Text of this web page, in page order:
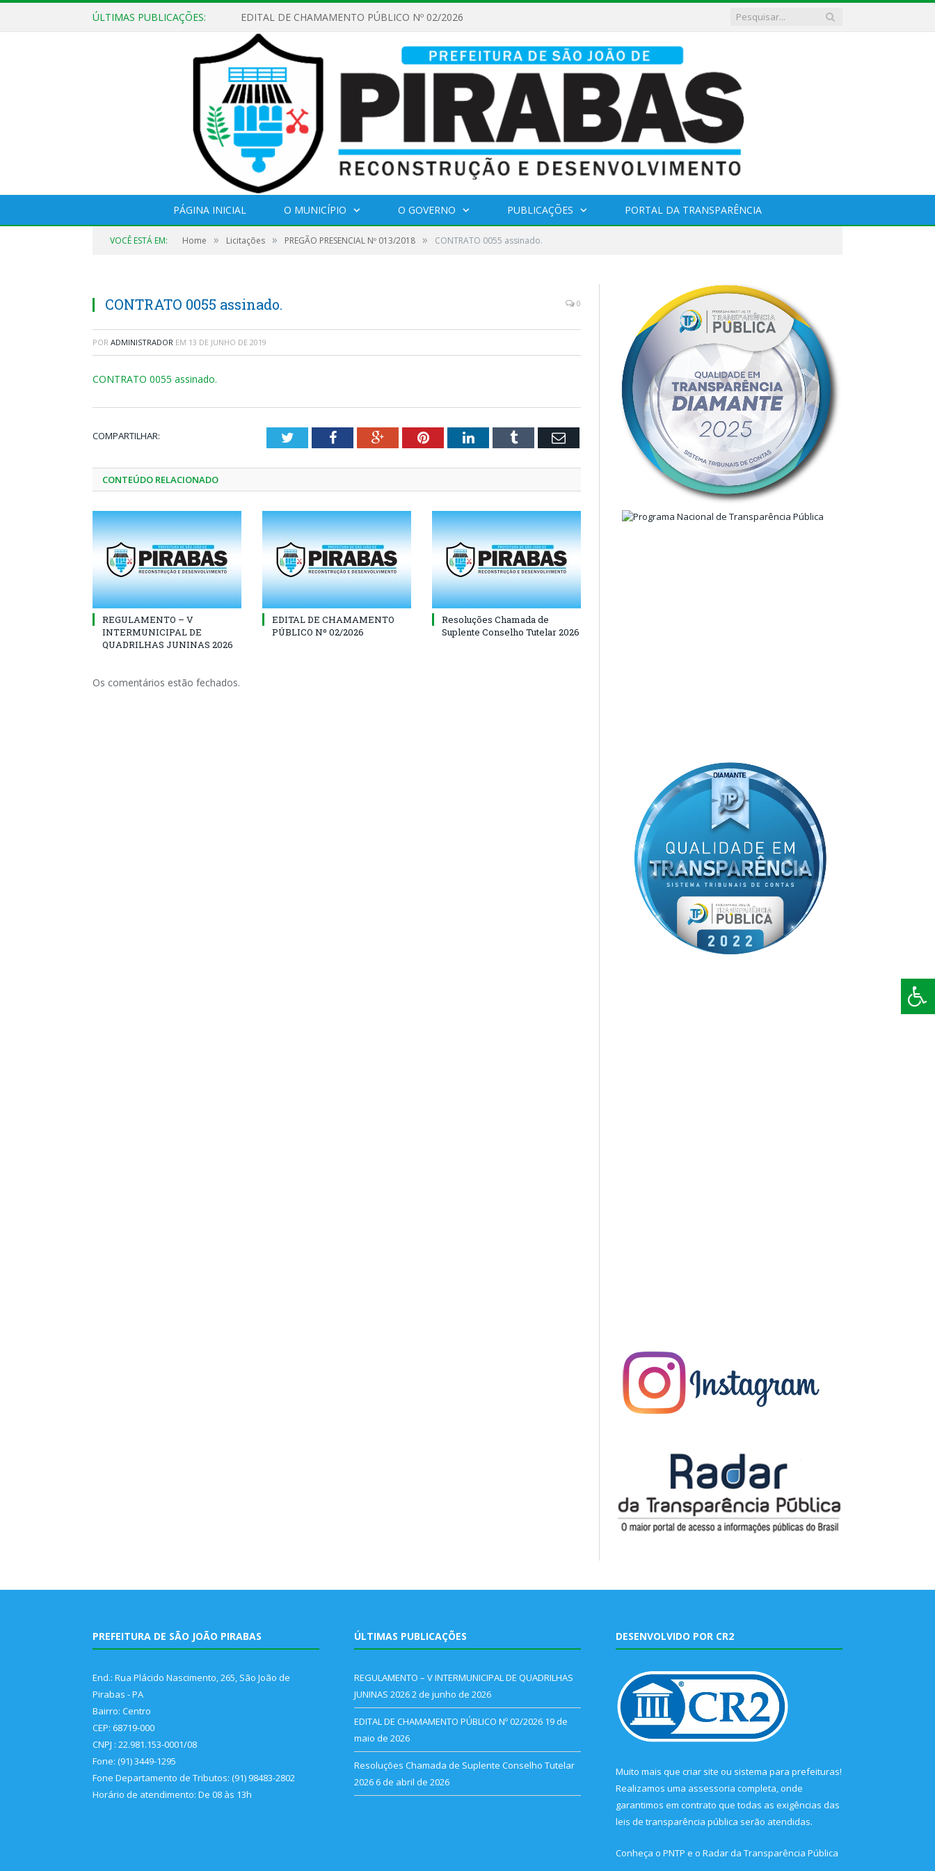
ÚLTIMAS PUBLICAÇÕES: EDITAL DE CHAMAMENTO PÚBLICO Nº 02/2026
PÁGINA INICIAL O MUNICÍPIO O GOVERNO PUBLICAÇÕES PORTAL DA TRANSPARÊNCIA
VOCÊ ESTÁ EM: Home » Licitações » PREGÃO PRESENCIAL Nº 013/2018 » CONTRATO 0055 assinado.
CONTRATO 0055 assinado. 0
POR ADMINISTRADOR EM 13 DE JUNHO DE 2019
CONTRATO 0055 assinado.
COMPARTILHAR: TwitterFacebookGoogle+PinterestLinkedInTumblr Email
CONTEÚDO RELACIONADO
REGULAMENTO – V
INTERMUNICIPAL DE
QUADRILHAS JUNINAS 2026
EDITAL DE CHAMAMENTO
PÚBLICO Nº 02/2026
Resoluções Chamada de
Suplente Conselho Tutelar 2026
Os comentários estão fechados.
PREFEITURA DE SÃO JOÃO PIRABAS
End.: Rua Plácido Nascimento, 265, São João de
Pirabas - PA
Bairro: Centro
CEP: 68719-000
CNPJ : 22.981.153-0001/08
Fone: (91) 3449-1295
Fone Departamento de Tributos: (91) 98483-2802
Horário de atendimento: De 08 às 13h
ÚLTIMAS PUBLICAÇÕES
REGULAMENTO – V INTERMUNICIPAL DE QUADRILHAS
JUNINAS 20262 de junho de 2026
EDITAL DE CHAMAMENTO PÚBLICO Nº 02/2026 19 de
maio de 2026
Resoluções Chamada de Suplente Conselho Tutelar
2026 6 de abril de 2026
DESENVOLVIDO POR CR2
Muito mais que criar site ou sistema para prefeituras!
Realizamos uma assessoria completa, onde
garantimos em contrato que todas as exigências das
leis de transparência pública serão atendidas.
Conheça o PNTP e o Radar da Transparência Pública